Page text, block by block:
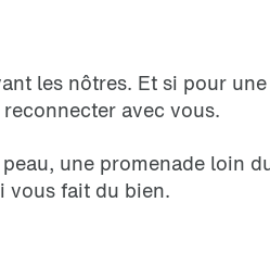
les nôtres. Et si pour
avec vous.
une promenade loin
vous fait du bien.